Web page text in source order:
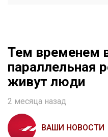
Тем временем
параллельная
живут люди
2 месяца назад
ВАШИ НОВОСТИ